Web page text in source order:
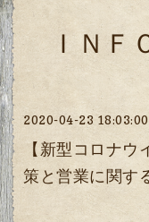
ＩＮＦ
2020-04-23 18:03:00
【新型コロナウ
策と営業に関す